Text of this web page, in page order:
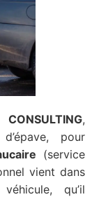
,
pour
(service
vient dans
qu’il